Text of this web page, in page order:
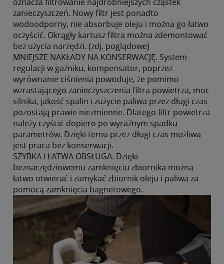
zanieczyszczeń. Nowy filtr jest ponadto
wodoodporny, nie absorbuje oleju i można go łatwo
oczyścić. Okrągły kartusz filtra można zdemontować
bez użycia narzędzi. (zdj. poglądowe)
MNIEJSZE NAKŁADY NA KONSERWACJĘ. System
regulacji w gaźniku, kompensator, poprzez
wyrównanie ciśnienia powoduje, że pomimo
wzrastającego zanieczyszczenia filtra powietrza, moc
silnika, jakość spalin i zużycie paliwa przez długi czas
pozostają prawie niezmienne. Dlatego filtr powietrza
należy czyścić dopiero po wyraźnym spadku
parametrów. Dzięki temu przez długi czas możliwa
jest praca bez konserwacji.
SZYBKA I ŁATWA OBSŁUGA. Dzięki
beznarzędziowemu zamknięciu zbiornika można
łatwo otwierać i zamykać zbiornik oleju i paliwa za
pomocą zamknięcia bagnetowego.